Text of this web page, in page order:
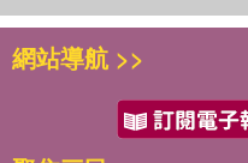
This book provides the
history of the Middle East
relation with the broader
international life. It will be
scholars of this period of
網站導航 >>